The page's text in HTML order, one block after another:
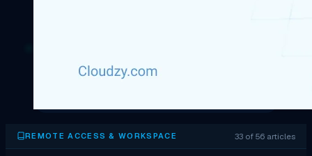
REMOTE ACCESS & WORKSPACE 33 of 56 articles